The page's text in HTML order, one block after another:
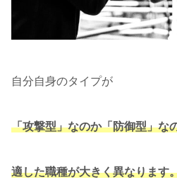
自分自身のタイプが
「攻撃型」なのか「防御型」な
適した職種が大きく異なります